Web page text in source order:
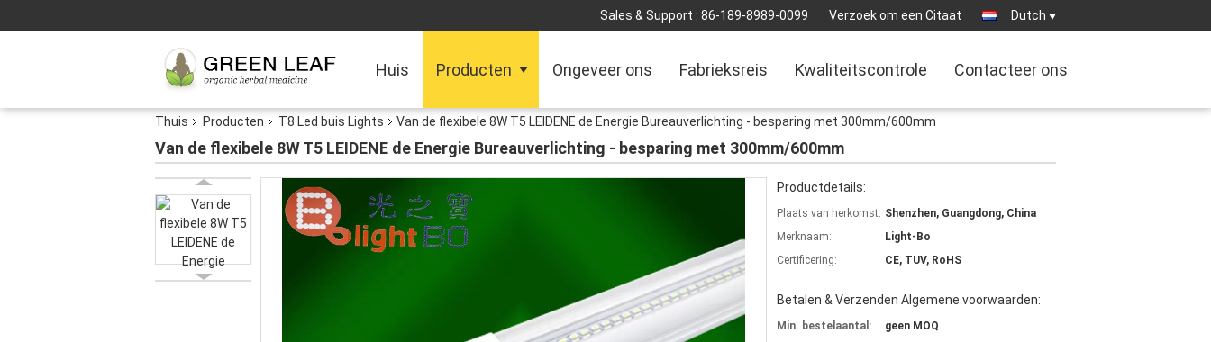
Sales & Support : 86-189-8989-0099 Verzoek om een Citaat Dutch
Huis Producten Ongeveer ons Fabrieksreis Kwaliteitscontrole Contacteer ons
Thuis Producten T8 Led buis Lights Van de flexibele 8W T5 LEIDENE de Energie Bureauverlichting - besparing met 300mm/600mm
Van de flexibele 8W T5 LEIDENE de Energie Bureauverlichting - besparing met 300mm/600mm
Productdetails:
Plaats van herkomst: Shenzhen, Guangdong, China
Merknaam:
Light-Bo
Certificering:
CE, TUV, RoHS
Betalen & Verzenden Algemene voorwaarden:
Min. bestelaantal:
geen MOQ